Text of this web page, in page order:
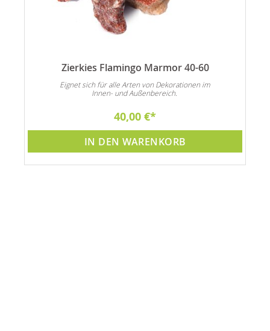
Zierkies Flamingo Marmor 40-60
Eignet sich für alle Arten von Dekorationen im
Innen- und Außenbereich.
40,00 €
IN DEN WARENKORB